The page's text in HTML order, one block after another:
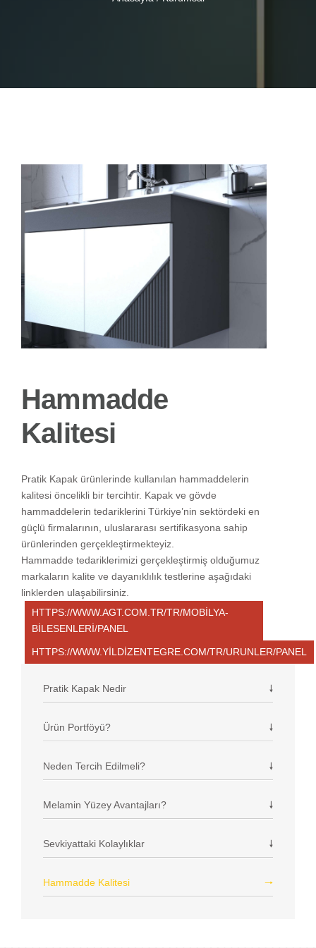
Hammadde
Kalitesi
Pratik Kapak ürünlerinde kullanılan hammaddelerin
kalitesi öncelikli bir tercihtir. Kapak ve gövde
hammaddelerin tedariklerini Türkiye’nin sektördeki en
güçlü firmalarının, uluslararası sertifikasyona sahip
ürünlerinden gerçekleştirmekteyiz.
Hammadde tedariklerimizi gerçekleştirmiş olduğumuz
markaların kalite ve dayanıklılık testlerine aşağıdaki
linklerden ulaşabilirsiniz.
HTTPS://WWW.AGT.COM.TR/TR/MOBILYA-
BILESENLERI/PANEL
HTTPS://WWW.YILDIZENTEGRE.COM/TR/URUNLER/PANEL
Pratik Kapak Nedir
Ürün Portföyü?
Neden Tercih Edilmeli?
Melamin Yüzey Avantajları?
Sevkiyattaki Kolaylıklar
Hammadde Kalitesi